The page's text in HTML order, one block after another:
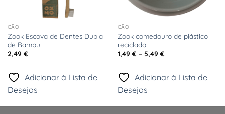
CÃO
Zook Escova de Dentes Dupla
de Bambu
2,49 €
Adicionar à Lista de
Desejos
CÃO
Zook comedouro de plástico
reciclado
1,49 € – 5,49 €Price
5,49 €
Adicionar à Lista de
Desejos